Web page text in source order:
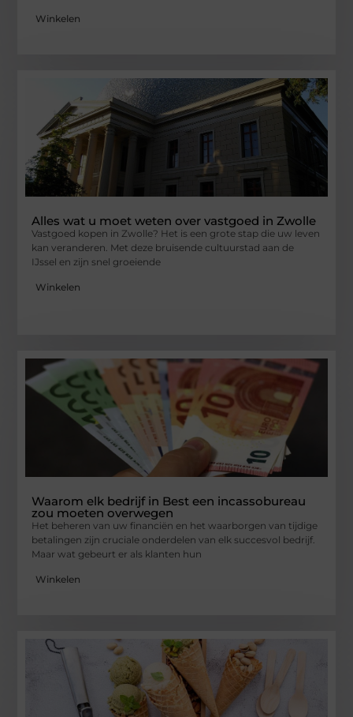
Winkelen
Alles wat u moet weten over vastgoed in Zwolle
Vastgoed kopen in Zwolle? Het is een grote stap die uw leven
kan veranderen. Met deze bruisende cultuurstad aan de
IJssel en zijn snel groeiende
Winkelen
Waarom elk bedrijf in Best een incassobureau
zou moeten overwegen
Het beheren van uw financiën en het waarborgen van tijdige
betalingen zijn cruciale onderdelen van elk succesvol bedrijf.
Maar wat gebeurt er als klanten hun
Winkelen